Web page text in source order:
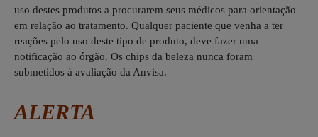
uso destes produtos a procurarem seus médicos para orientação
em relação ao tratamento. Qualquer paciente que venha a ter
reações pelo uso deste tipo de produto, deve fazer uma
notificação ao órgão. Os chips da beleza nunca foram
submetidos à avaliação da Anvisa.
ALERTA